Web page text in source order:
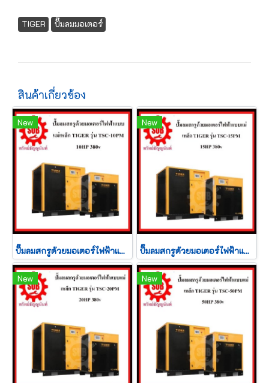
TIGER ปั๊มลมมอเตอร์
สินค้าเกี่ยวข้อง
New
ปั๊มลมสกรูด้วยมอเตอร์ไฟฟ้าแบบแม่เหล็กTIGER รุ่น TSC-10PM 10HP 380v
New
ปั๊มลมสกรูด้วยมอเตอร์ไฟฟ้าแบบแม่เหล็ก TIGER รุ่น TSC-15PM 15HP 380v
New New